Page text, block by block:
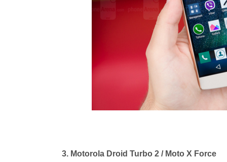
3. Motorola Droid Turbo 2 / Moto X Force